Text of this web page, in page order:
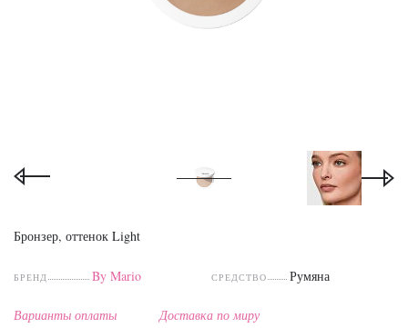
Бронзер, оттенок Light
БРЕНД By Mario СРЕДСТВО Румяна
Варианты оплаты Доставка по миру